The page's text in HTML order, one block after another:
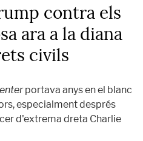
contra els
ara a la diana
civils
portava anys en el blanc
especialment després
d'extrema dreta Charlie